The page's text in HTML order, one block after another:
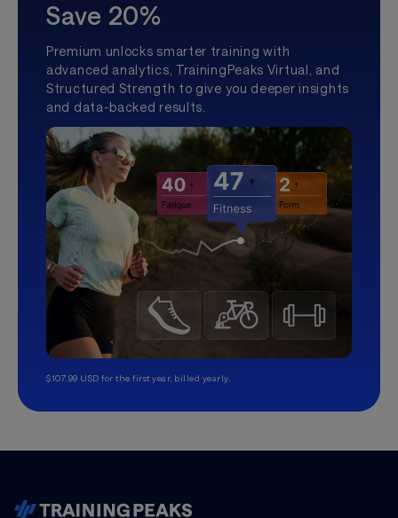
Save 20%
Premium unlocks smarter training with
advanced analytics, TrainingPeaks Virtual, and
Structured Strength to give you deeper insights
and data-backed results.
$107.99 USD for the first year, billed yearly.